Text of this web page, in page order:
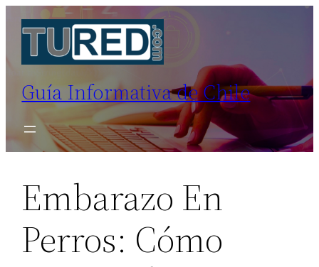
contenido
Guía Informativa de Chile
Embarazo En
Perros: Cómo